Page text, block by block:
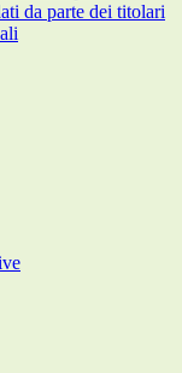
da parte dei titolari